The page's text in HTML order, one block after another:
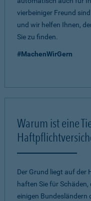
vierbeiniger Freund
und wir helfen Ihnen,
Sie zu finden.
#MachenWirGern
Warum ist eine
Der Grund liegt auf der
haften Sie für
einigen Bundesländern